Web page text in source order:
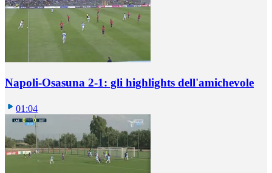
Napoli-Osasuna 2-1: gli highlights dell'amichevole
01:04